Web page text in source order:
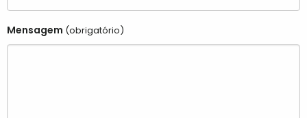
Mensagem (obrigatório)